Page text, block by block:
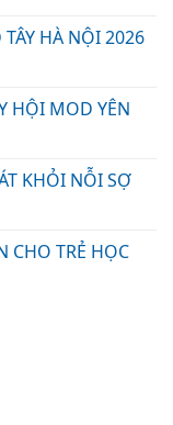
HÀ NỘI 2026
HỘI MOD YÊN
KHỎI NỖI SỢ
CHO TRẺ HỌC